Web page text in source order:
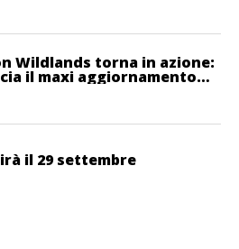
Wildlands torna in azione:
il maxi aggiornamento
Rites
il 29 settembre